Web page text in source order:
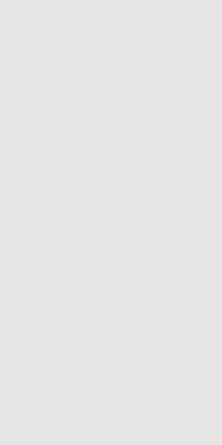
complex verbonden rechten en
is opgenomen in een digitale
en na goedkeuring door de
mogelijke onjuistheid en/of onvolledigheid
aan de inhoud van deze aanbieding